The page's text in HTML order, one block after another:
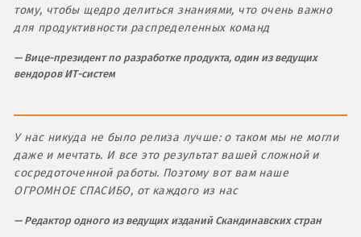
тому, чтобы щедро делиться знаниями, что очень важно
для продуктивности распределенных команд
Вице-президент по разработке продукта, один из ведущих
вендоров ИТ-систем
У нас никуда не было релиза лучше: о таком мы не могли
даже и мечтать. И все это результат вашей сложной и
сосредоточенной работы. Поэтому вот вам наше
ОГРОМНОЕ СПАСИБО, от каждого из нас
Редактор одного из ведущих изданий Скандинавских стран